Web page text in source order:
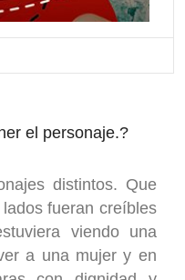
el personaje.?
distintos. Que
fueran creíbles
viendo una
a una mujer y en